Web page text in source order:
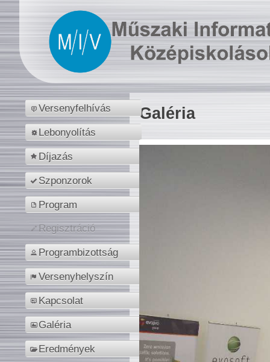
Versenyfelhívás
Lebonyolítás
Díjazás
Szponzorok
Program
Regisztráció
Programbizottság
Versenyhelyszín
Kapcsolat
Galéria
Eredmények
Galéria